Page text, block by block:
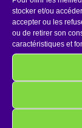
stocker et/ou
accepter ou les
ou de retirer son
caractéristiques et
12